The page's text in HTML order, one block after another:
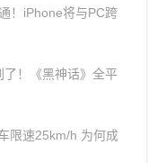
！iPhone将与PC跨
了！《黑神话》全平
限速25km/h 为何成